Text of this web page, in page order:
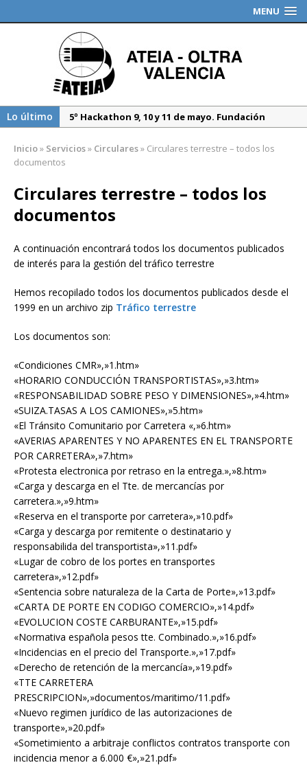
MENU
Lo último
5º Hackathon 9, 10 y 11 de mayo. Fundación
Borrador DGT, medidas especiales regulación
Propuesta del Nuevo CAU. Presentación AEAT
Inicio» Servicios» Circulares» Circulares terrestre – todos los
documentos
Circulares terrestre – todos los
documentos
A continuación encontrará todos los documentos publicados
de interés para la gestión del tráfico terrestre
Hemos recopilado todos los documentos publicados desde el
1999 en un archivo zip Tráfico terrestre
Los documentos son:
«Condiciones CMR»,»1.htm»
«HORARIO CONDUCCIÓN TRANSPORTISTAS»,»3.htm»
«RESPONSABILIDAD SOBRE PESO Y DIMENSIONES»,»4.htm»
«SUIZA.TASAS A LOS CAMIONES»,»5.htm»
«El Tránsito Comunitario por Carretera «,»6.htm»
«AVERIAS APARENTES Y NO APARENTES EN EL TRANSPORTE
POR CARRETERA»,»7.htm»
«Protesta electronica por retraso en la entrega.»,»8.htm»
«Carga y descarga en el Tte. de mercancías por
carretera.»,»9.htm»
«Reserva en el transporte por carretera»,»10.pdf»
«Carga y descarga por remitente o destinatario y
responsabilida del transportista»,»11.pdf»
«Lugar de cobro de los portes en transportes
carretera»,»12.pdf»
«Sentencia sobre naturaleza de la Carta de Porte»,»13.pdf»
«CARTA DE PORTE EN CODIGO COMERCIO»,»14.pdf»
«EVOLUCION COSTE CARBURANTE»,»15.pdf»
«Normativa española pesos tte. Combinado.»,»16.pdf»
«Incidencias en el precio del Transporte.»,»17.pdf»
«Derecho de retención de la mercancía»,»19.pdf»
«TTE CARRETERA
PRESCRIPCION»,»documentos/maritimo/11.pdf»
«Nuevo regimen jurídico de las autorizaciones de
transporte»,»20.pdf»
«Sometimiento a arbitraje conflictos contratos transporte con
incidencia menor a 6.000 €»,»21.pdf»